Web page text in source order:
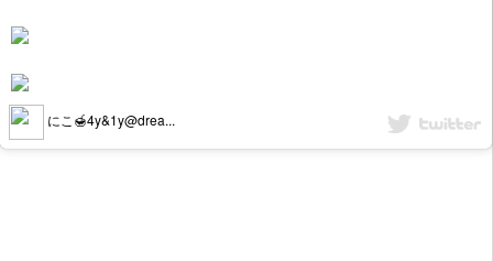
にこ🍯4y&1y@drea...